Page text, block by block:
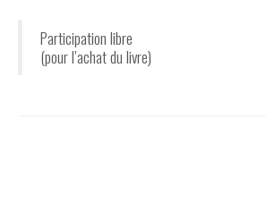
Participation libre
(pour l’achat du livre)